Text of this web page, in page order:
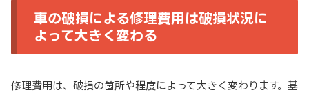
車の破損による修理費用は破損状況に
よって大きく変わる
修理費用は、破損の箇所や程度によって大きく変わります。基